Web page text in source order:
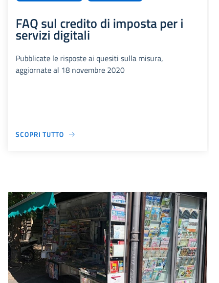
FAQ sul credito di imposta per i
servizi digitali
Pubblicate le risposte ai quesiti sulla misura,
aggiornate al 18 novembre 2020
SCOPRI TUTTO